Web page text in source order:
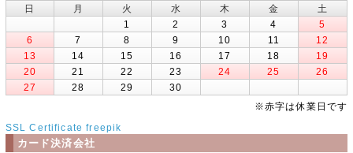
日
月 火 水 木 金
土
1
2 3 4
5
6
7 8 9 10 11
12
13
14 15 16 17 18
19
20
21 22 23 24 25
26
27
28 29
30
※赤字は休業日です
SSL Certificate freepik
カード決済会社